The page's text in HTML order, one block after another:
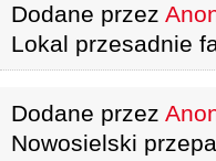
Dodane przez
Lokal przesadnie
Dodane przez
Nowosielski